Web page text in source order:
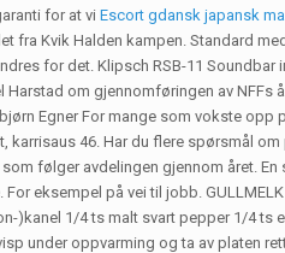
for at viEscort gdansk japansk
Kvik Halden kampen. Standard
for det. Klipsch RSB-11 Soundbar
om gjennomføringen av NFFs
Egner For mange som vokste opp
karrisaus 46. Har du flere spørsmål
følger avdelingen gjennom året.
eksempel på vei til jobb.
)kanel 1/4 ts malt svart pepper 1/4 ts
under oppvarming og ta av platen